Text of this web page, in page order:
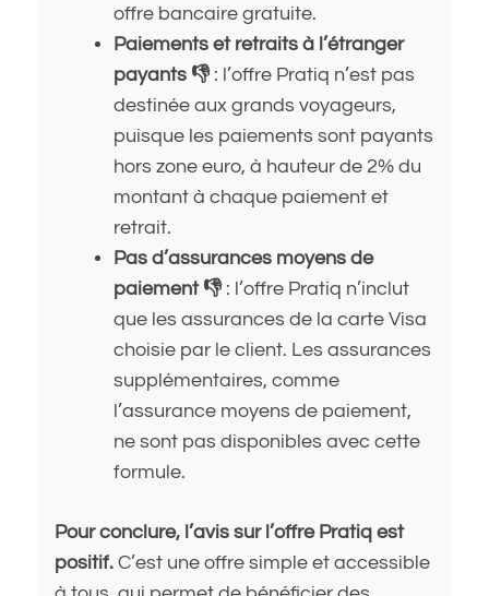
offre bancaire gratuite.
Paiements et retraits à l’étranger
payants 👎 : l’offre Pratiq n’est pas
destinée aux grands voyageurs,
puisque les paiements sont payants
hors zone euro, à hauteur de 2% du
montant à chaque paiement et
retrait.
Pas d’assurances moyens de
paiement 👎 : l’offre Pratiq n’inclut
que les assurances de la carte Visa
choisie par le client. Les assurances
supplémentaires, comme
l’assurance moyens de paiement,
ne sont pas disponibles avec cette
formule.
Pour conclure, l’avis sur l’offre Pratiq est
positif. C’est une offre simple et accessible